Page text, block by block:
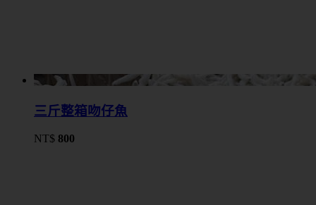
三斤整箱吻仔魚
NT$ 800